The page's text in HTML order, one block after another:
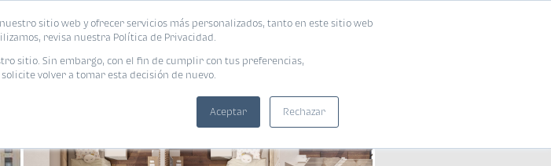
sitio web y ofrecer servicios más personalizados, tanto en este sitio web
revisa nuestra Política de Privacidad.
sitio. Sin embargo, con el fin de cumplir con tus preferencias,
volver a tomar esta decisión de nuevo.
Aceptar Rechazar
Blog Encuentra tu vivienda ideal